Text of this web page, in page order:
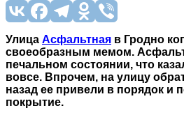
Улица Асфальтная в Гродно
своеобразным мемом.
печальном состоянии, что
вовсе. Впрочем, на улицу
назад ее привели в порядок и
покрытие.